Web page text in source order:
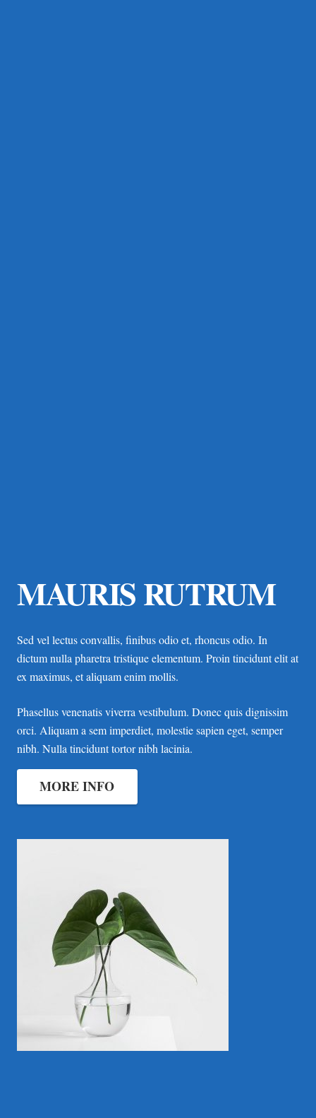
MAURIS RUTRUM
Sed vel lectus convallis, finibus odio et, rhoncus odio. In
dictum nulla pharetra tristique elementum. Proin tincidunt elit at
ex maximus, et aliquam enim mollis.
Phasellus venenatis viverra vestibulum. Donec quis dignissim
orci. Aliquam a sem imperdiet, molestie sapien eget, semper
nibh. Nulla tincidunt tortor nibh lacinia.
MORE INFO